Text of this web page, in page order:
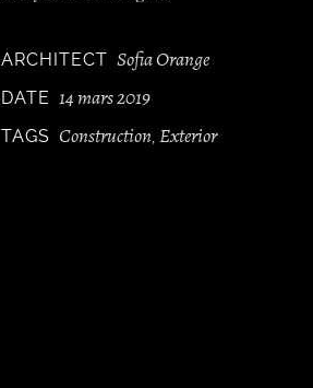
ARCHITECT Sofia Orange
DATE 14 mars 2019
TAGS Construction, Exterior